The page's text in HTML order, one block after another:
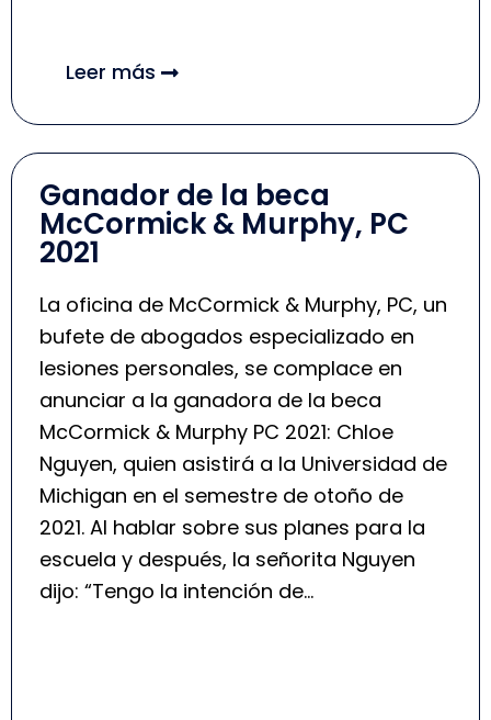
Leer más
Ganador de la beca
McCormick & Murphy, PC
2021
La oficina de McCormick & Murphy, PC, un
bufete de abogados especializado en
lesiones personales, se complace en
anunciar a la ganadora de la beca
McCormick & Murphy PC 2021: Chloe
Nguyen, quien asistirá a la Universidad de
Michigan en el semestre de otoño de
2021. Al hablar sobre sus planes para la
escuela y después, la señorita Nguyen
dijo: “Tengo la intención de…